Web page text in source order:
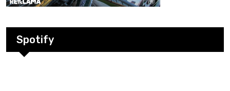
Spotify